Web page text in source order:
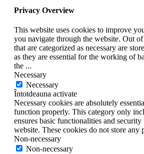
Privacy Overview
This website uses cookies to improve
you navigate through the website. Out
that are categorized as necessary are
as they are essential for the working of
the ...
Necessary
Necessary
Întotdeauna activate
Necessary cookies are absolutely
function properly. This category only
ensures basic functionalities and security
website. These cookies do not store any
Non-necessary
Non-necessary